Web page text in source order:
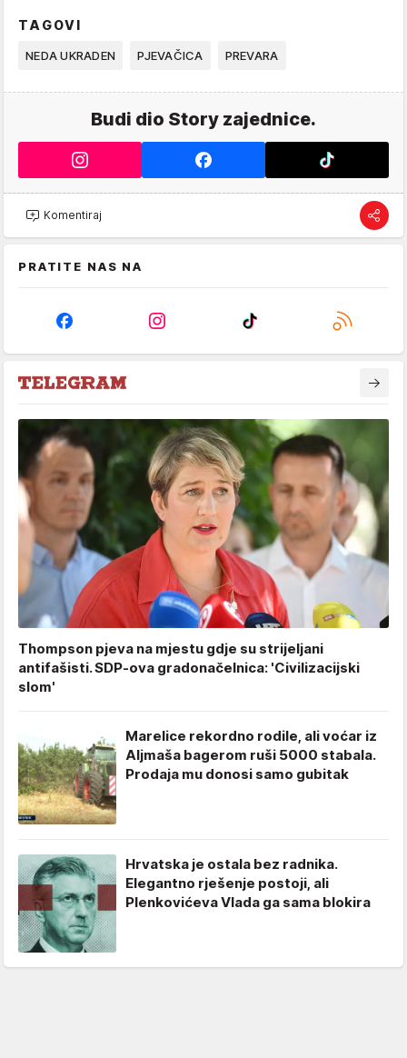
TAGOVI
NEDA UKRADEN PJEVAČICA PREVARA
Budi dio Story zajednice.
Komentiraj
PRATITE NAS NA
Thompson pjeva na mjestu gdje su strijeljani
antifašisti. SDP-ova gradonačelnica: 'Civilizacijski
slom'
Marelice rekordno rodile, ali voćar iz
Aljmaša bagerom ruši 5000 stabala.
Prodaja mu donosi samo gubitak
Hrvatska je ostala bez radnika.
Elegantno rješenje postoji, ali
Plenkovićeva Vlada ga sama blokira